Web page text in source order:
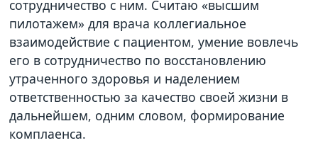
сотрудничество с ним. Считаю «высшим
пилотажем» для врача коллегиальное
взаимодействие с пациентом, умение вовлечь
его в сотрудничество по восстановлению
утраченного здоровья и наделением
ответственностью за качество своей жизни в
дальнейшем, одним словом, формирование
комплаенса.